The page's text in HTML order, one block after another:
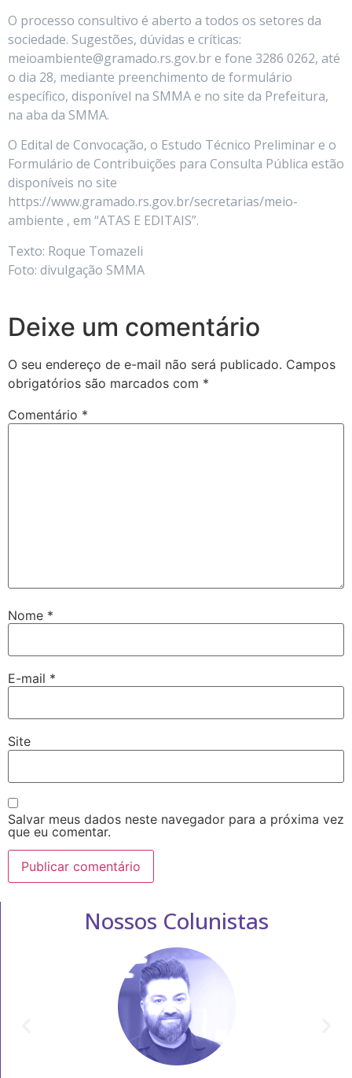
O processo consultivo é aberto a todos os setores da
sociedade. Sugestões, dúvidas e críticas:
meioambiente@gramado.rs.gov.br e fone 3286 0262, até
o dia 28, mediante preenchimento de formulário
específico, disponível na SMMA e no site da Prefeitura,
na aba da SMMA.
O Edital de Convocação, o Estudo Técnico Preliminar e o
Formulário de Contribuições para Consulta Pública estão
disponíveis no site
https://www.gramado.rs.gov.br/secretarias/meio-
ambiente , em “ATAS E EDITAIS”.
Texto: Roque Tomazeli
Foto: divulgação SMMA
Deixe um comentário
O seu endereço de e-mail não será publicado. Campos
obrigatórios são marcados com *
Comentário *
Nome *
E-mail *
Site
Salvar meus dados neste navegador para a próxima vez
que eu comentar.
Nossos Colunistas